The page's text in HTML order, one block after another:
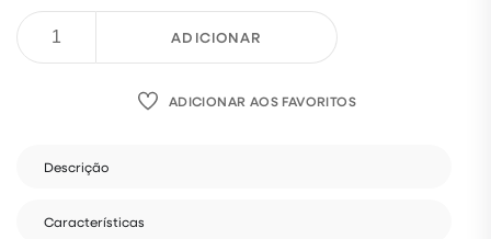
ADICIONAR
ADICIONAR AOS FAVORITOS
Descrição
Características